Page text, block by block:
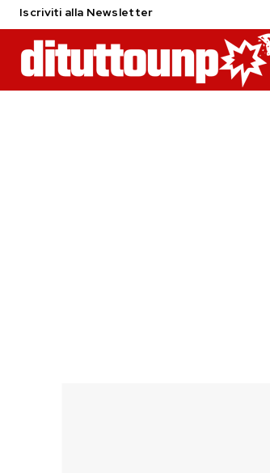
Iscriviti alla Newsletter